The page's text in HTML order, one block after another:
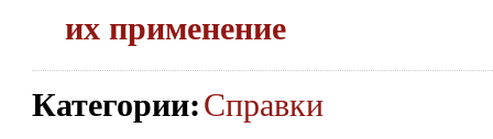
их применение
Категории:Справки